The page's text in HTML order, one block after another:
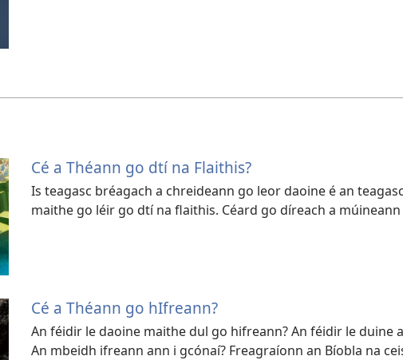
Cé a Théann go dtí na Flaithis?
Is teagasc bréagach a chreideann go leor daoine é an
maithe go léir go dtí na flaithis. Céard go díreach a múineann
Cé a Théann go hIfreann?
An féidir le daoine maithe dul go hifreann? An féidir le duine
An mbeidh ifreann ann i gcónaí? Freagraíonn an Bíobla na